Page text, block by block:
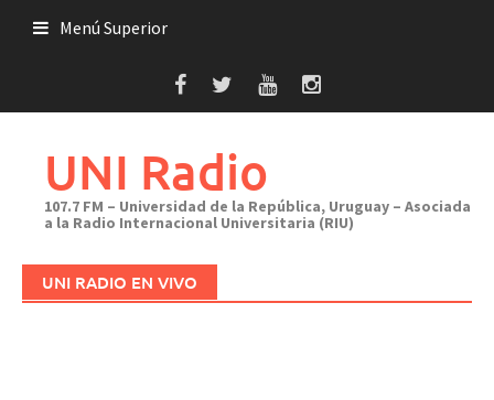
Menú Superior
UNI Radio
107.7 FM – Universidad de la República, Uruguay – Asociada
a la Radio Internacional Universitaria (RIU)
UNI RADIO EN VIVO